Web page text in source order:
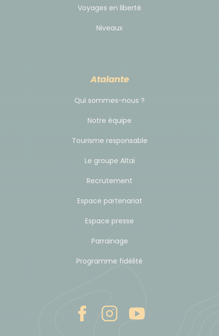
Voyages en liberté
Niveaux
Atalante
Qui sommes-nous ?
Notre équipe
Tourisme responsable
Le groupe Altaï
Recrutement
Espace partenariat
Espace presse
Parrainage
Programme fidélité